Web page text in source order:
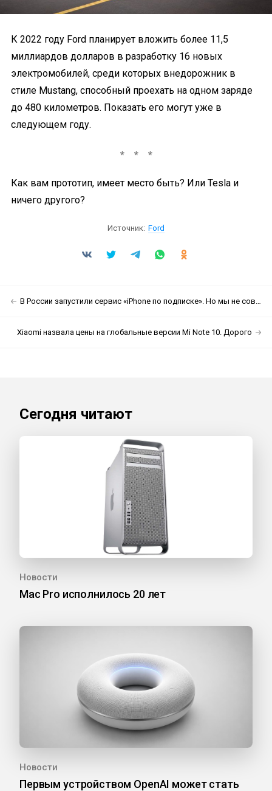
К 2022 году Ford планирует вложить более 11,5
миллиардов долларов в разработку 16 новых
электромобилей, среди которых внедорожник в
стиле Mustang, способный проехать на одном заряде
до 480 километров. Показать его могут уже в
следующем году.
Как вам прототип, имеет место быть? Или Tesla и
ничего другого?
Источник: Ford
В России запустили сервис «iPhone по подписке». Но мы не советуем им пользоваться
Xiaomi назвала цены на глобальные версии Mi Note 10. Дорого
Сегодня читают
Новости
Mac Pro исполнилось 20 лет
Новости
Первым устройством OpenAI может стать